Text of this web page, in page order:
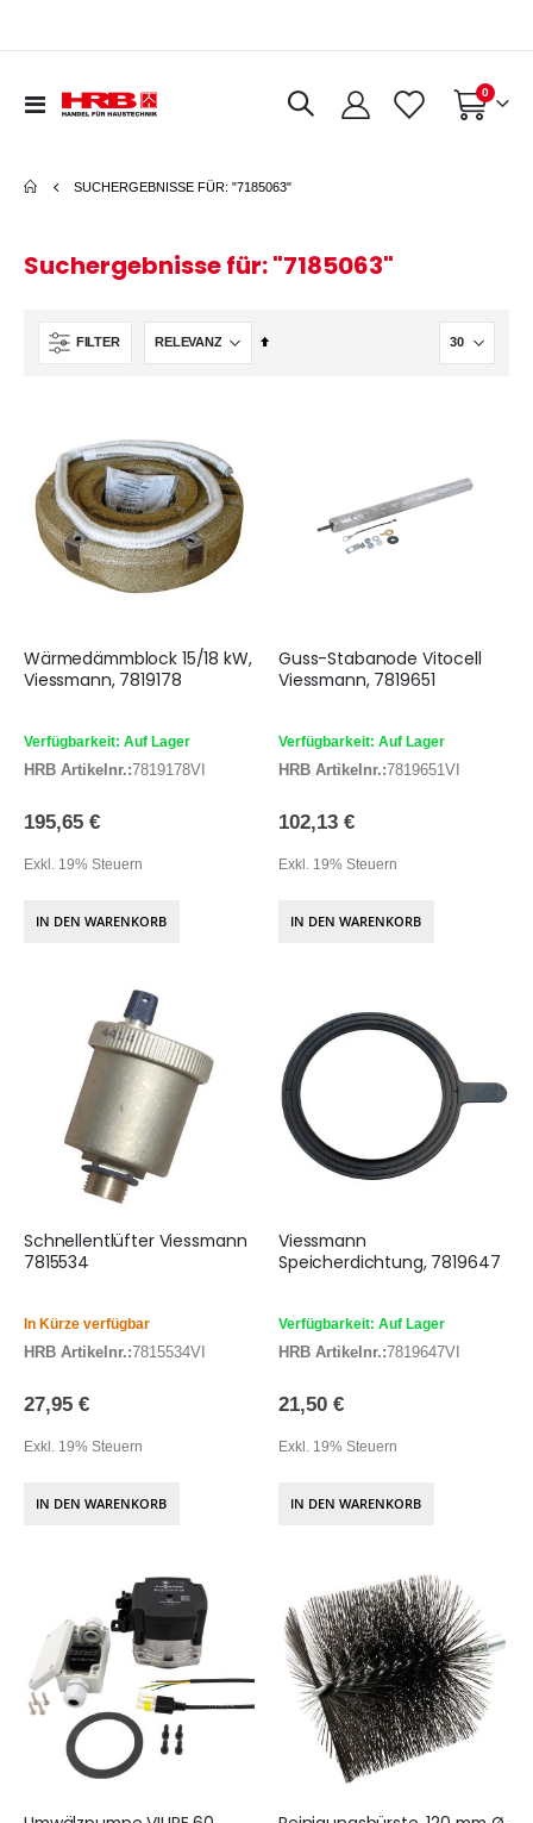
Navigation
Warenkorb
0Artikel
SUCHERGEBNISSE FÜR: "7185063"
Suchergebnisse für: "7185063"
FILTER
In
Wärmedämmblock 15/18 kW,
Viessmann, 7819178
Verfügbarkeit: Auf Lager
HRB Artikelnr.:7819178VI
195,65 €
Exkl. 19% Steuern
IN DEN WARENKORB
Guss-Stabanode Vitocell
Viessmann, 7819651
Verfügbarkeit: Auf Lager
HRB Artikelnr.:7819651VI
102,13 €
Exkl. 19% Steuern
IN DEN WARENKORB
Schnellentlüfter Viessmann
7815534
In Kürze verfügbar
HRB Artikelnr.:7815534VI
27,95 €
Exkl. 19% Steuern
IN DEN WARENKORB
Viessmann
Speicherdichtung, 7819647
Verfügbarkeit: Auf Lager
HRB Artikelnr.:7819647VI
21,50 €
Exkl. 19% Steuern
IN DEN WARENKORB